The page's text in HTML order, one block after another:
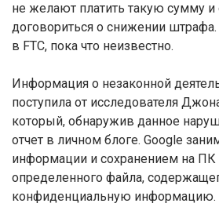
не желают платить такую сумму и
договориться о снижении штрафа.
в FTC, пока что неизвестно.
Информация о незаконной
поступила от исследователя
который, обнаружив данное
отчет в личном блоге. Google
информации и сохранением на ПК
определенного файла,
конфиденциальную информацию.